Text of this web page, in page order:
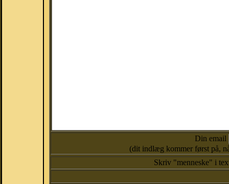
Din email
(dit indlæg kommer først på,
Skriv "menneske" i